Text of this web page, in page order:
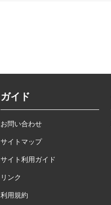
ガイド
お問い合わせ
サイトマップ
サイト利用ガイド
リンク
利用規約